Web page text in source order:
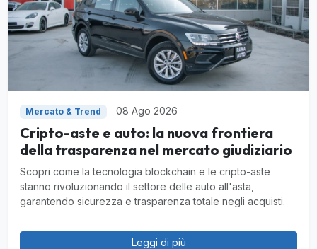
Mercato & Trend 08 Ago 2026
Cripto-aste e auto: la nuova frontiera
della trasparenza nel mercato giudiziario
Scopri come la tecnologia blockchain e le cripto-aste
stanno rivoluzionando il settore delle auto all'asta,
garantendo sicurezza e trasparenza totale negli acquisti.
Leggi di più